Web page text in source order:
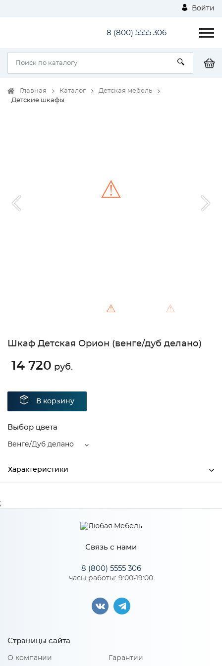
Войти
8 (800) 5555 306
Главная Каталог
Детская мебель
Детские шкафы
⚠ ⚠
⚠
Шкаф Детская Орион (венге/дуб делано)
14 720 руб.
В корзину
Выбор цвета
Венге/Дуб делано
Характеристики
Венге/Дуб делано
ЛДСП
Особенности
Фасад - ЛДСП с фотопечатью
Связь с нами
8 (800) 5555 306
часы работы: 9:00-19:00
Страницы сайта
О компании Гарантии
;